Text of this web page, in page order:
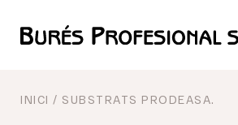
INICI / SUBSTRATS PRODEASA.